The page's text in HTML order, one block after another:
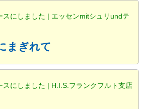
スにしました | エッセンmitシュリundテ
まぎれて
スにしました | H.I.S.フランクフルト支店